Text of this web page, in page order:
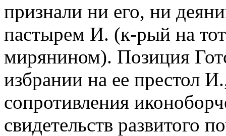
признали ни его, ни
пастырем И. (к-рый на
мирянином). Позиция
избрании на ее престол
сопротивления
свидетельств развитого